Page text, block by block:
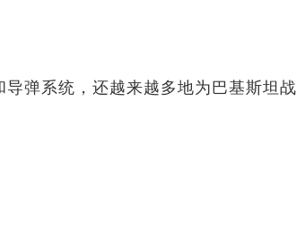
弹系统，还越来越多地为巴基斯坦战